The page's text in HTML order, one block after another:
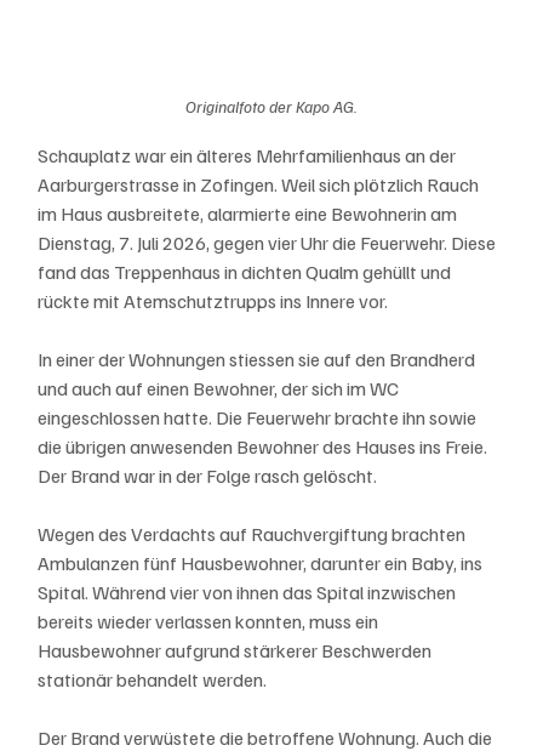
Originalfoto der Kapo AG.
Schauplatz war ein älteres Mehrfamilienhaus an der
Aarburgerstrasse in Zofingen. Weil sich plötzlich Rauch
im Haus ausbreitete, alarmierte eine Bewohnerin am
Dienstag, 7. Juli 2026, gegen vier Uhr die Feuerwehr. Diese
fand das Treppenhaus in dichten Qualm gehüllt und
rückte mit Atemschutztrupps ins Innere vor.
In einer der Wohnungen stiessen sie auf den Brandherd
und auch auf einen Bewohner, der sich im WC
eingeschlossen hatte. Die Feuerwehr brachte ihn sowie
die übrigen anwesenden Bewohner des Hauses ins Freie.
Der Brand war in der Folge rasch gelöscht.
Wegen des Verdachts auf Rauchvergiftung brachten
Ambulanzen fünf Hausbewohner, darunter ein Baby, ins
Spital. Während vier von ihnen das Spital inzwischen
bereits wieder verlassen konnten, muss ein
Hausbewohner aufgrund stärkerer Beschwerden
stationär behandelt werden.
Der Brand verwüstete die betroffene Wohnung. Auch die